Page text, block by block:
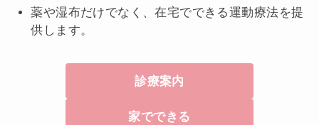
薬や湿布だけでなく、在宅でできる運動療法を提
供します。
診療案内
家でできる